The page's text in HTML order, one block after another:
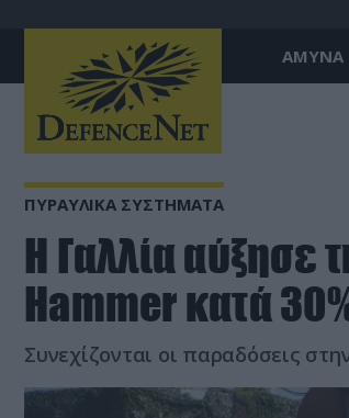
ΑΜΥΝΑ
ΠΥΡΑΥΛΙΚΑ ΣΥΣΤΗΜΑΤΑ
Η Γαλλία αύξησε
Hammer κατά
Συνεχίζονται οι παραδόσεις